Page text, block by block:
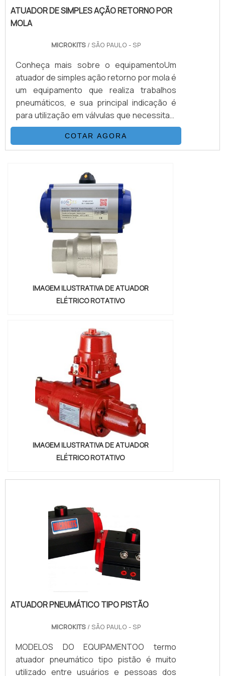
ATUADOR DE SIMPLES AÇÃO RETORNO POR
MOLA
MICROKITS / SÃO PAULO - SP
Conheça mais sobre o equipamentoUm
atuador de simples ação retorno por mola é
um equipamento que realiza trabalhos
pneumáticos, e sua principal indicação é
para utilização em válvulas que necessitam
de posicionamento de emergência ou
posição de pane dentro do processo.O
equipamento possui molas encapsuladas
instalados em seu interior, atuando na
abertura e/ou fechamento, sem que haja a
necessidade de uti...
COTAR AGORA
IMAGEM ILUSTRATIVA DE ATUADOR
ELÉTRICO ROTATIVO
IMAGEM ILUSTRATIVA DE ATUADOR
ELÉTRICO ROTATIVO
ATUADOR PNEUMÁTICO TIPO PISTÃO
MICROKITS/ SÃO PAULO - SP
MODELOS DO EQUIPAMENTOO termo
atuador pneumático tipo pistão é muito
utilizado entre usuários e pessoas dos